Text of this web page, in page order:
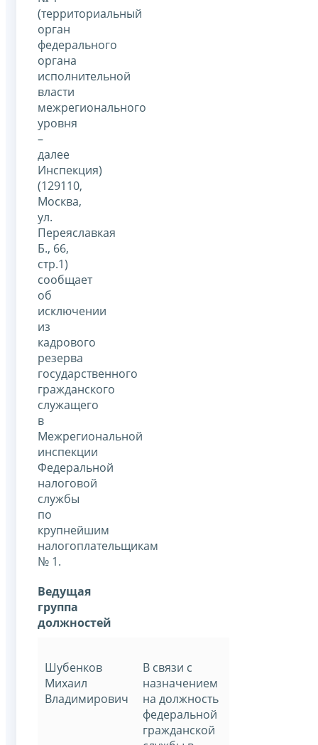
(территориальный
орган
федерального
органа
исполнительной
власти
межрегионального
уровня
–
далее
Инспекция)
(129110,
Москва,
ул.
Переяславкая
Б., 66,
стр.1)
сообщает
об
исключении
из
кадрового
резерва
государственного
гражданского
служащего
в
Межрегиональной
инспекции
Федеральной
налоговой
службы
по
крупнейшим
налогоплательщикам
№ 1.
Ведущая
группа
должностей
Шубенков
Михаил
Владимирович
В связи с
назначением
на должность
федеральной
гражданской